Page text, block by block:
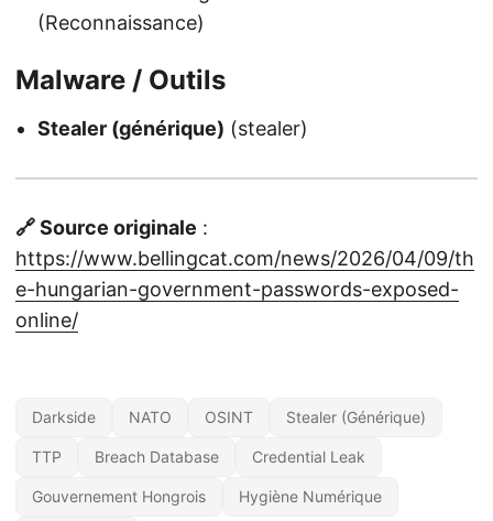
(Reconnaissance)
Malware / Outils
Stealer (générique) (stealer)
🔗 Source originale :
https://www.bellingcat.com/news/2026/04/09/th
e-hungarian-government-passwords-exposed-
online/
Darkside NATO OSINT Stealer (Générique)
TTP Breach Database Credential Leak
Gouvernement Hongrois Hygiène Numérique